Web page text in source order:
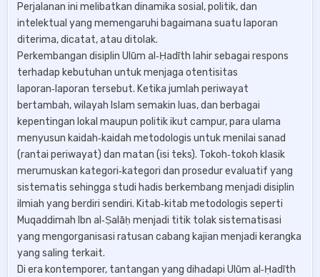
Perjalanan ini melibatkan dinamika sosial, politik, dan
intelektual yang memengaruhi bagaimana suatu laporan
diterima, dicatat, atau ditolak.
Perkembangan disiplin Ulūm al‑Ḥadīth lahir sebagai respons
terhadap kebutuhan untuk menjaga otentisitas
laporan‑laporan tersebut. Ketika jumlah periwayat
bertambah, wilayah Islam semakin luas, dan berbagai
kepentingan lokal maupun politik ikut campur, para ulama
menyusun kaidah‑kaidah metodologis untuk menilai sanad
(rantai periwayat) dan matan (isi teks). Tokoh‑tokoh klasik
merumuskan kategori‑kategori dan prosedur evaluatif yang
sistematis sehingga studi hadis berkembang menjadi disiplin
ilmiah yang berdiri sendiri. Kitab‑kitab metodologis seperti
Muqaddimah Ibn al‑Ṣalāḥ menjadi titik tolak sistematisasi
yang mengorganisasi ratusan cabang kajian menjadi kerangka
yang saling terkait.
Di era kontemporer, tantangan yang dihadapi Ulūm al‑Ḥadīth